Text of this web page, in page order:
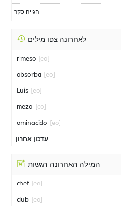
הגייה סקר
לאחרונה צפו מילים
rimeso [eo]
absorba [eo]
Luis [eo]
mezo [eo]
aminacido [eo]
עדכון אחרון
המילה האחרונה הגשות
chef [eo]
club [eo]